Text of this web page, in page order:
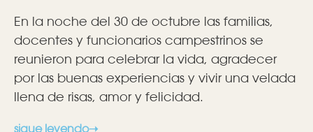
En la noche del 30 de octubre las familias,
docentes y funcionarios campestrinos se
reunieron para celebrar la vida, agradecer
por las buenas experiencias y vivir una velada
llena de risas, amor y felicidad.
sigue leyendo➝